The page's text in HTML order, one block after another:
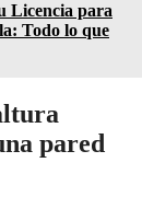
Licencia para
Todo lo que
pared